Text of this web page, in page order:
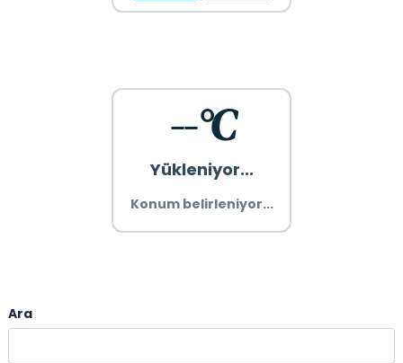
--°C
Yükleniyor...
Konum belirleniyor...
Ara